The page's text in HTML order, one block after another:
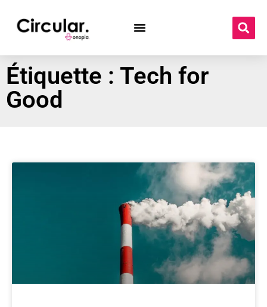
Étiquette : Tech for
Good